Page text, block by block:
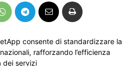
consente di standardizzare la
rafforzando l’efficienza
dei servizi